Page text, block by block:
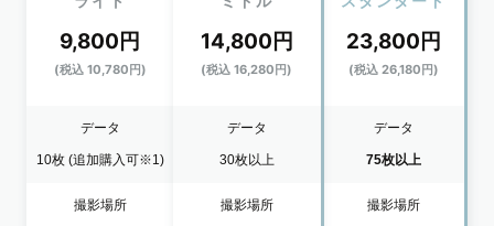
9,800円
(税込 10,780円)
データ
10枚 (追加購入可※1)
撮影場所
14,800円
(税込 16,280円)
データ
30枚以上
撮影場所
23,800円
(税込 26,180円)
データ
75枚以上
撮影場所